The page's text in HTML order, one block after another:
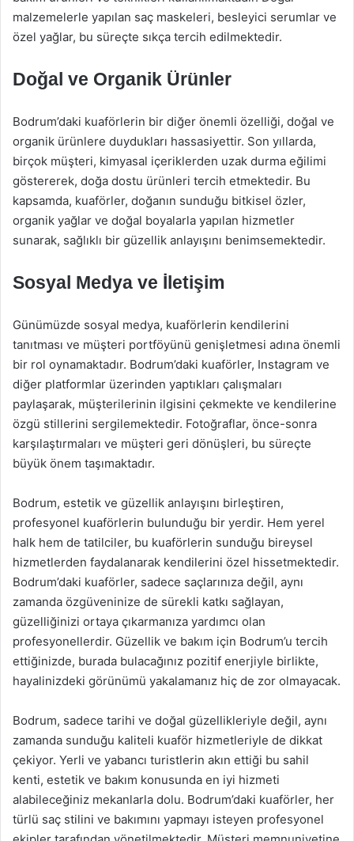
malzemelerle yapılan saç maskeleri, besleyici serumlar ve
özel yağlar, bu süreçte sıkça tercih edilmektedir.
Doğal ve Organik Ürünler
Bodrum’daki kuaförlerin bir diğer önemli özelliği, doğal ve
organik ürünlere duydukları hassasiyettir. Son yıllarda,
birçok müşteri, kimyasal içeriklerden uzak durma eğilimi
göstererek, doğa dostu ürünleri tercih etmektedir. Bu
kapsamda, kuaförler, doğanın sunduğu bitkisel özler,
organik yağlar ve doğal boyalarla yapılan hizmetler
sunarak, sağlıklı bir güzellik anlayışını benimsemektedir.
Sosyal Medya ve İletişim
Günümüzde sosyal medya, kuaförlerin kendilerini
tanıtması ve müşteri portföyünü genişletmesi adına önemli
bir rol oynamaktadır. Bodrum’daki kuaförler, Instagram ve
diğer platformlar üzerinden yaptıkları çalışmaları
paylaşarak, müşterilerinin ilgisini çekmekte ve kendilerine
özgü stillerini sergilemektedir. Fotoğraflar, önce-sonra
karşılaştırmaları ve müşteri geri dönüşleri, bu süreçte
büyük önem taşımaktadır.
Bodrum, estetik ve güzellik anlayışını birleştiren,
profesyonel kuaförlerin bulunduğu bir yerdir. Hem yerel
halk hem de tatilciler, bu kuaförlerin sunduğu bireysel
hizmetlerden faydalanarak kendilerini özel hissetmektedir.
Bodrum’daki kuaförler, sadece saçlarınıza değil, aynı
zamanda özgüveninize de sürekli katkı sağlayan,
güzelliğinizi ortaya çıkarmanıza yardımcı olan
profesyonellerdir. Güzellik ve bakım için Bodrum’u tercih
ettiğinizde, burada bulacağınız pozitif enerjiyle birlikte,
hayalinizdeki görünümü yakalamanız hiç de zor olmayacak.
Bodrum, sadece tarihi ve doğal güzellikleriyle değil, aynı
zamanda sunduğu kaliteli kuaför hizmetleriyle de dikkat
çekiyor. Yerli ve yabancı turistlerin akın ettiği bu sahil
kenti, estetik ve bakım konusunda en iyi hizmeti
alabileceğiniz mekanlarla dolu. Bodrum’daki kuaförler, her
türlü saç stilini ve bakımını yapmayı isteyen profesyonel